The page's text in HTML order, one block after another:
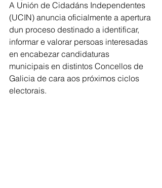
A Unión de Cidadáns Independentes
(UCIN) anuncia oficialmente a apertura
dun proceso destinado a identificar,
informar e valorar persoas interesadas
en encabezar candidaturas
municipais en distintos Concellos de
Galicia de cara aos próximos ciclos
electorais.